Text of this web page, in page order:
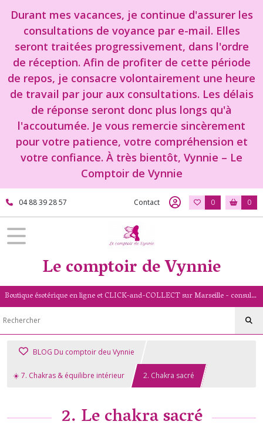
Durant mes vacances, je continue d'assurer les
consultations de voyance par e-mail. Elles
seront traitées progressivement, dans l'ordre
de réception. Afin de profiter de cette période
de repos, je consacre volontairement une heure
de travail par jour aux consultations. Les délais
de réponse seront donc plus longs qu'à
l'accoutumée. Je vous remercie sincèrement
pour votre patience, votre compréhension et
votre confiance. À très bientôt, Vynnie – Le
Comptoir de Vynnie
04 88 39 28 57 Contact 0 0
Le comptoir de Vynnie
Boutique ésotérique en ligne et CLICK-and-COLLECT sur Marseille - consultation de voyance par mail - livret numérologique (13/PACA)
BLOG Du comptoir deu Vynnie
☀️ 7. Chakras & équilibre intérieur 2. Chakra sacré
2. Le chakra sacré